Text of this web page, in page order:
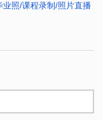
照/课程录制/照片直播